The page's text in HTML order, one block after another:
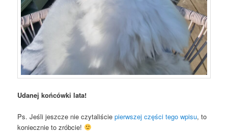
Udanej końcówki lata!
Ps. Jeśli jeszcze nie czytaliściepierwszej części tego wpisu, to
koniecznie to zróbcie!